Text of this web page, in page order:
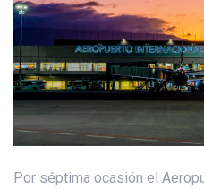
Por séptima ocasión el